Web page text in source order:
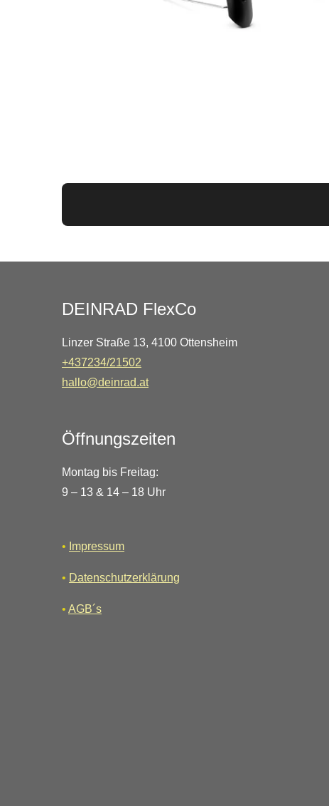
DEINRAD FlexCo
Linzer Straße 13, 4100 Ottensheim
+437234/21502
hallo@deinrad.at
Öffnungszeiten
Montag bis Freitag:
9 – 13 & 14 – 18 Uhr
• Impressum
• Datenschutzerklärung
• AGB´s